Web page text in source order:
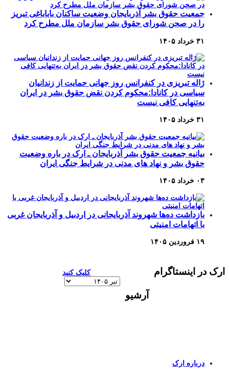
جمعیت حقوق بشر آذربایجان وضعیت ساکنان باباباغی تبریز
را در صحن شورای حقوق بشر سازمان ملل مطرح کرد
۳۱ خرداد ۱۴۰۵
ژاله تبریزی در کنفرانس روز جهانی حمایت از زندانیان
سیاسی در کانادا:محکوم کردن نقض حقوق بشر در ایران
به‌تنهایی کافی نیست
۳۱ خرداد ۱۴۰۵
بیانیه جمعیت حقوق بشر آذربایجان ـ ارک در باره وضعیت
حقوق بشر و نهاد های مدنی در شرایط جنگی ایران
۰۳ خرداد ۱۴۰۵
بازداشت ده‌ها شهروند آذربایجانی در اردبیل و آذربایجان غربی
با اتهامات امنیتی
۱۹ فروردین ۱۴۰۵
ارک در اینستاگرام کلیک کنید
آرشیو
آرشیو
درباره ارک